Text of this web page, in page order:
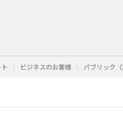
ビジネスのお客様 パブリック